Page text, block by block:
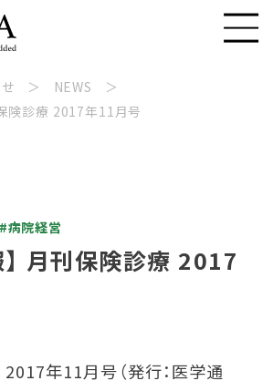
NEWS
険診療 2017年11月号
#病院経営
】 月刊保険診療 2017
年11月号（発行：医学通